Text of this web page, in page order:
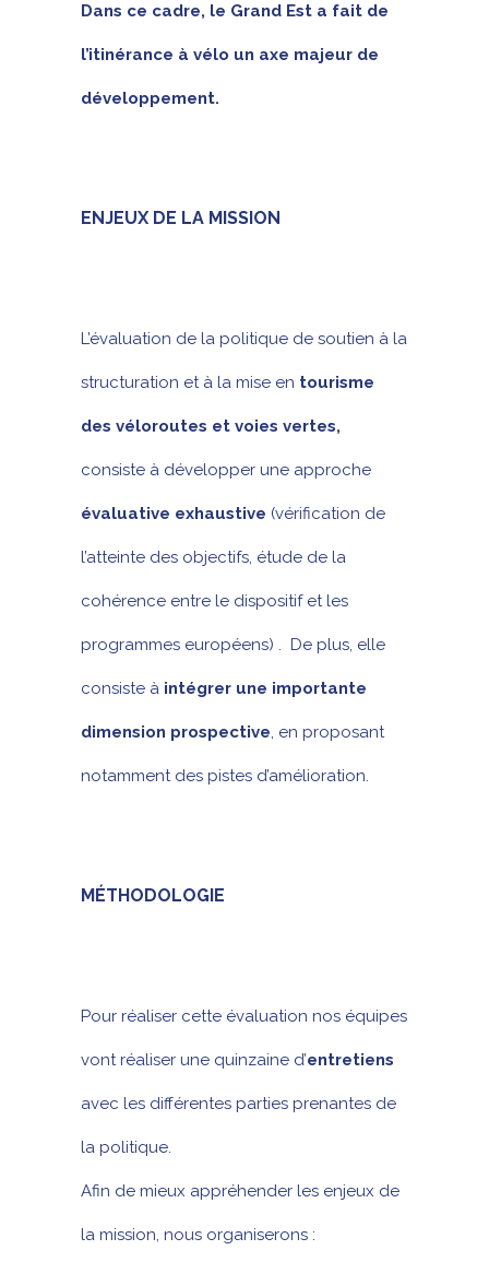
Dans ce cadre, le Grand Est a fait de
l’itinérance à vélo un axe majeur de
développement.
ENJEUX DE LA MISSION
L’évaluation de la politique de soutien à la
structuration et à la mise en tourisme
des véloroutes et voies vertes,
consiste à développer une approche
évaluative exhaustive (vérification de
l’atteinte des objectifs, étude de la
cohérence entre le dispositif et les
programmes européens) . De plus, elle
consiste à intégrer une importante
dimension prospective, en proposant
notamment des pistes d’amélioration.
MÉTHODOLOGIE
Pour réaliser cette évaluation nos équipes
vont réaliser une quinzaine d’entretiens
avec les différentes parties prenantes de
la politique.
Afin de mieux appréhender les enjeux de
la mission, nous organiserons :